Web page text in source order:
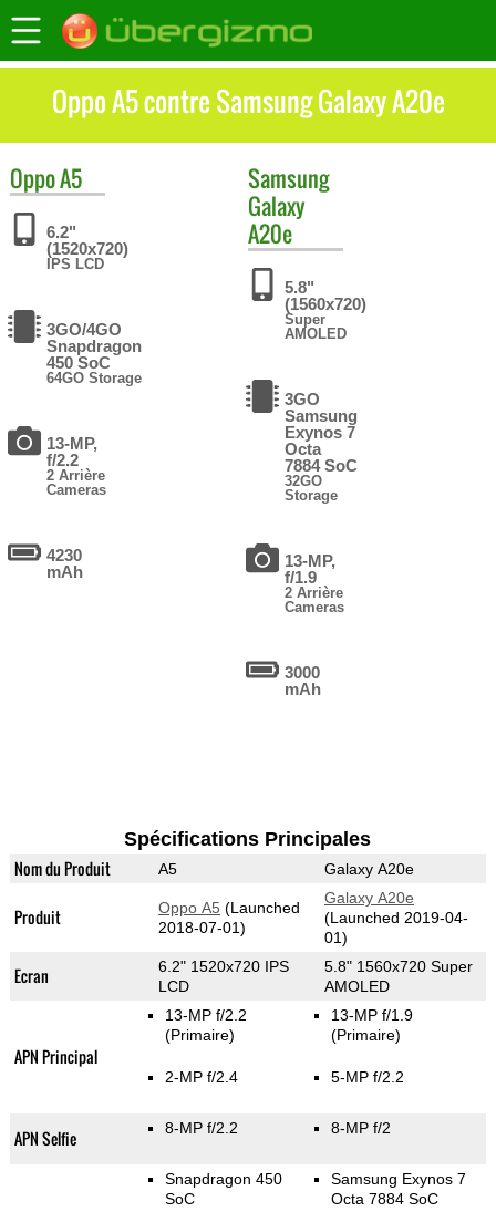
Oppo A5 contre Samsung Galaxy A20e
OppoA5
6.2"
(1520x720)
IPS LCD
3GO/4GO
Snapdragon
450 SoC
64GO Storage
13-MP,
f/2.2
2 Arrière
Cameras
4230
mAh
Samsung
Galaxy
A20e
5.8"
(1560x720)
Super
AMOLED
3GO
Samsung
Exynos 7
Octa
7884 SoC
32GO
Storage
13-MP,
f/1.9
2 Arrière
Cameras
3000
mAh
Spécifications Principales
Nom du Produit A5 Galaxy A20e
Produit Oppo A5 (Launched
2018-07-01)
Galaxy A20e
(Launched 2019-04-
01)
Ecran
6.2" 1520x720 IPS
LCD
5.8" 1560x720 Super
AMOLED
APN Principal
13-MP f/2.2
(Primaire)
2-MP f/2.4
13-MP f/1.9
(Primaire)
5-MP f/2.2
APN Selfie 8-MP f/2.2 8-MP f/2
Snapdragon 450
SoC
Samsung Exynos 7
Octa 7884 SoC